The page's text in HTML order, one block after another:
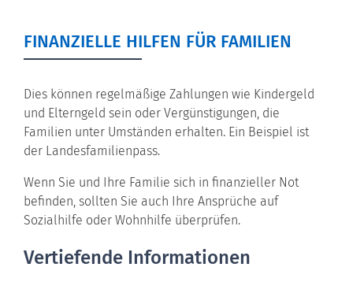
FINANZIELLE HILFEN FÜR FAMILIEN
Dies können regelmäßige Zahlungen wie Kindergeld
und Elterngeld sein oder Vergünstigungen, die
Familien unter Umständen erhalten. Ein Beispiel ist
der Landesfamilienpass.
Wenn Sie und Ihre Familie sich in finanzieller Not
befinden, sollten Sie auch Ihre Ansprüche auf
Sozialhilfe oder Wohnhilfe überprüfen.
Vertiefende Informationen